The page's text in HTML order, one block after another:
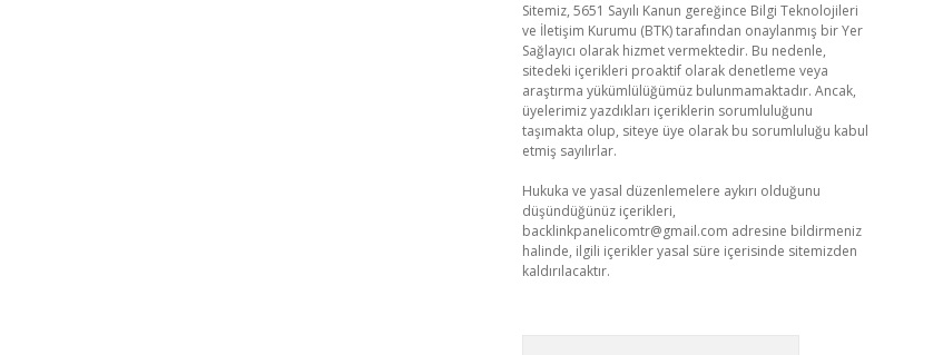
Sitemiz, 5651 Sayılı Kanun gereğince Bilgi Teknolojileri
ve İletişim Kurumu (BTK) tarafından onaylanmış bir Yer
Sağlayıcı olarak hizmet vermektedir. Bu nedenle,
sitedeki içerikleri proaktif olarak denetleme veya
araştırma yükümlülüğümüz bulunmamaktadır. Ancak,
üyelerimiz yazdıkları içeriklerin sorumluluğunu
taşımakta olup, siteye üye olarak bu sorumluluğu kabul
etmiş sayılırlar.
Hukuka ve yasal düzenlemelere aykırı olduğunu
düşündüğünüz içerikleri,
backlinkpanelicomtr@gmail.com adresine bildirmeniz
halinde, ilgili içerikler yasal süre içerisinde sitemizden
kaldırılacaktır.